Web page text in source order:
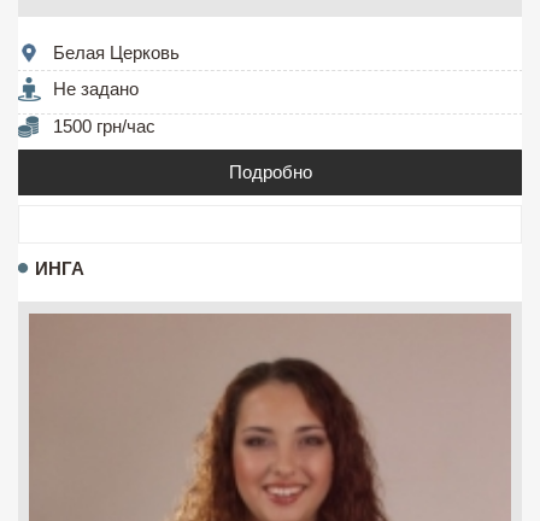
Белая Церковь
Не задано
1500 грн/час
Подробно
ИНГА